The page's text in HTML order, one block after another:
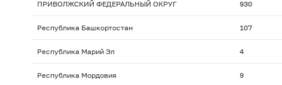
ПРИВОЛЖСКИЙ ФЕДЕРАЛЬНЫЙ ОКРУГ 930
Республика Башкортостан 107
Республика Марий Эл 4
Республика Мордовия 9